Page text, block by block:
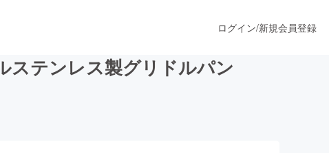
ログイン/新規会員登録
ステンレス製グリドルパン